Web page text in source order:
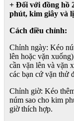
+ Đối với đồng hồ
phút, kim giây và
Cách điều chỉnh:
Chỉnh ngày: Kéo
lên hoặc vặn
cần vặn lên và vặn
các bạn cứ vặn thử
Chỉnh giờ: Kéo
núm sao cho kim
giờ thích hợp.